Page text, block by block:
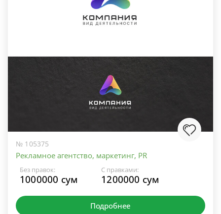
№ 105375
Рекламное агентство, маркетинг, PR
Без правок:
1000000 сум
С правками:
1200000 сум
Подробнее